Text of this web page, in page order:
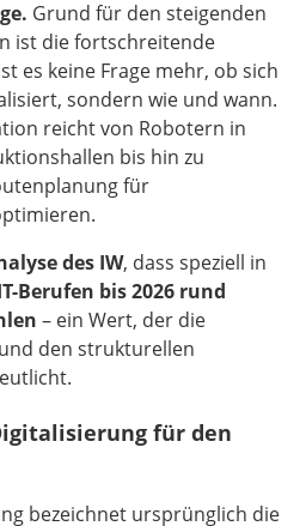
Grund für den steigenden
ist die fortschreitende
es keine Frage mehr, ob sich
sondern wie und wann.
reicht von Robotern in
bis hin zu
für
des IW, dass speziell in
Berufen bis 2026 rund
– ein Wert, der die
den strukturellen
für den
bezeichnet ursprünglich die